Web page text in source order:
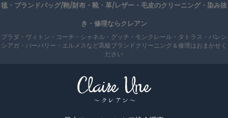
毯・ブランドバッグ/鞄/財布・靴・革/レザー・毛皮のクリーニング・染み抜
き・修理ならクレアン
プラダ・ヴィトン・コーチ・シャネル・グッチ・モンクレール・タトラス・バレン
シアガ・バーバリー・エルメスなど高級ブランドクリーニング＆修理はおまかせく
ださい